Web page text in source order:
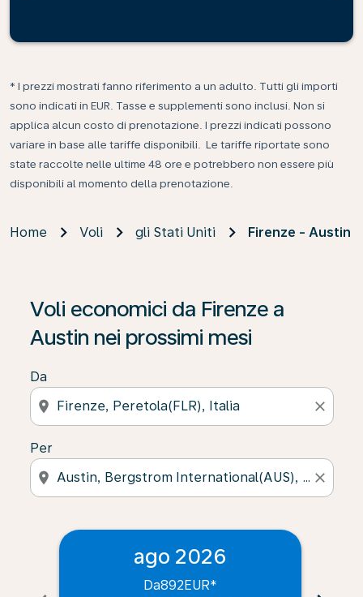
* I prezzi mostrati fanno riferimento a un adulto. Tutti gli importi
sono indicati in EUR. Tasse e supplementi sono inclusi. Non si
applica alcun costo di prenotazione. I prezzi indicati possono
variare in base alle tariffe disponibili. Le tariffe riportate sono
state raccolte nelle ultime 48 ore e potrebbero non essere più
disponibili al momento della prenotazione.
Home Voli gli Stati Uniti Firenze - Austin
Voli economici da Firenze a
Austin nei prossimi mesi
Da
location_on close
Per
location_on close
ago 2026
Da892EUR*